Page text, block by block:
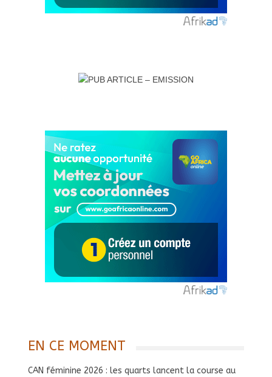
EN CE MOMENT
CAN féminine 2026 : les quarts lancent la course au